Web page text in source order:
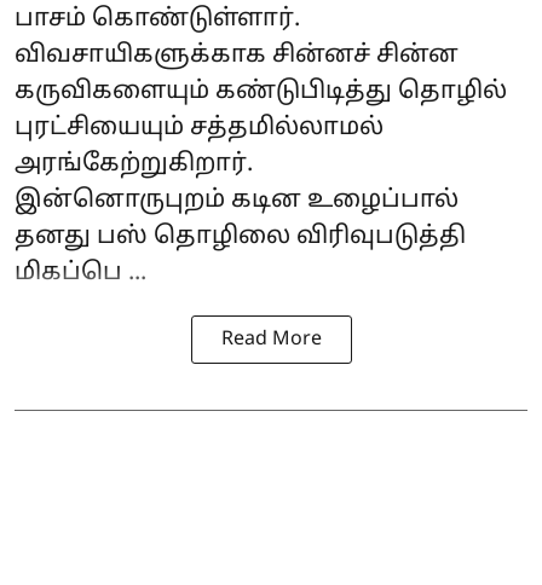
பாசம் கொண்டுள்ளார்.
விவசாயிகளுக்காக சின்னச் சின்ன
கருவிகளையும் கண்டுபிடித்து தொழில்
புரட்சியையும் சத்தமில்லாமல்
அரங்கேற்றுகிறார்.
இன்னொருபுறம் கடின உழைப்பால்
தனது பஸ் தொழிலை விரிவுபடுத்தி
மிகப்பெ ...
Read More